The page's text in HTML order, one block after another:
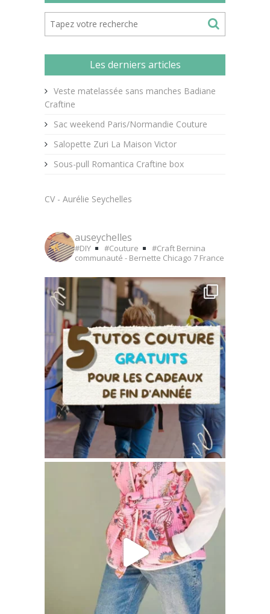
Les derniers articles
Veste matelassée sans manches Badiane
Craftine
Sac weekend Paris/Normandie Couture
Salopette Zuri La Maison Victor
Sous-pull Romantica Craftine box
CV - Aurélie Seychelles
auseychelles
#DIY #Couture #Craft Bernina
communauté - Bernette Chicago 7 France